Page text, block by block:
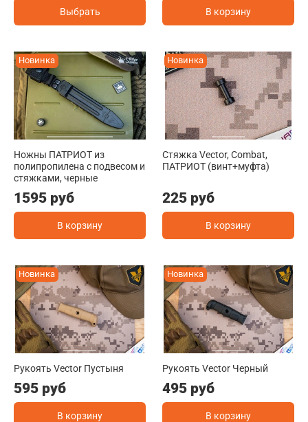
Выбрать В корзину
Новинка
Ножны ПАТРИОТ из
полипропилена с подвесом и
стяжками, черные
1595 руб
В корзину
Новинка
Стяжка Vector, Combat,
ПАТРИОТ (винт+муфта)
225 руб
В корзину
Новинка
Рукоять Vector Пустыня
595 руб
В корзину
Новинка
Рукоять Vector Черный
495 руб
В корзину